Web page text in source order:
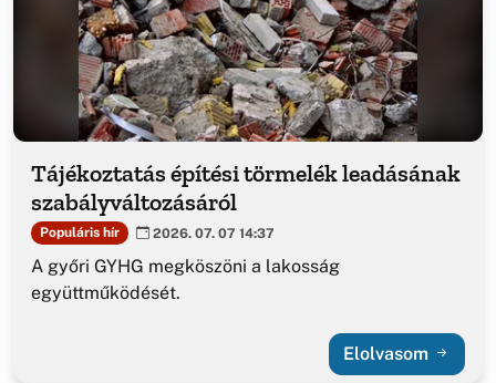
Tájékoztatás építési törmelék leadásának
szabályváltozásáról
Populáris hír 2026. 07. 07 14:37
A győri GYHG megköszöni a lakosság
együttműködését.
Elolvasom